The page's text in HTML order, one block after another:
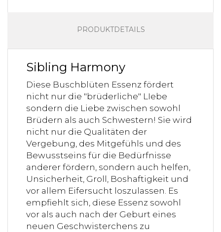
PRODUKTDETAILS
Sibling Harmony
Diese Buschblüten Essenz fördert
nicht nur die "brüderliche" LIebe
sondern die Liebe zwischen sowohl
Brüdern als auch Schwestern! Sie wird
nicht nur die Qualitäten der
Vergebung, des Mitgefühls und des
Bewusstseins für die Bedürfnisse
anderer fördern, sondern auch helfen,
Unsicherheit, Groll, Boshaftigkeit und
vor allem Eifersucht loszulassen. Es
empfiehlt sich, diese Essenz sowohl
vor als auch nach der Geburt eines
neuen Geschwisterchens zu